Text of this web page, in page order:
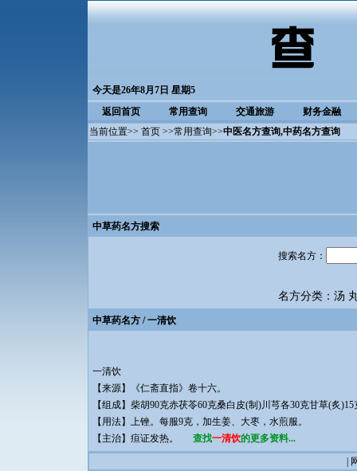
今天是26年8月7日 星期5
返回首页
常用查询 交通旅游
财务金融
当前位置>> 首页 >>常用查询>>中医名方查询,中药名方查询
中草药名方搜索
搜索名方：
名方分类： 汤
中草药名方 / 一清饮
一清饮
【来源】《仁斋直指》卷十六。
【组成】柴胡90克赤茯苓60克桑白皮(制)川芎各30克甘草(炙)15
【用法】上锉。每服9克，加生姜、大枣，水煎服。
【主治】疸证发热。
查找一清饮的更多资料...